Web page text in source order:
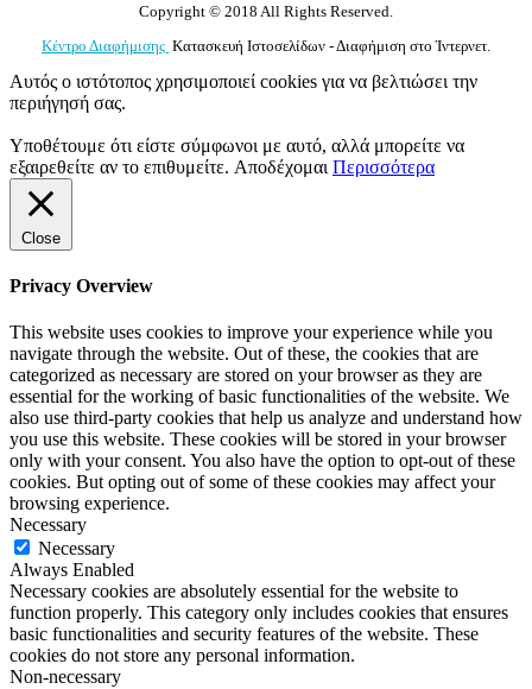
Copyright © 2018 All Rights Reserved.
Κέντρο Διαφήμισης Κατασκευή Ιστοσελίδων - Διαφήμιση στο Ίντερνετ.
Αυτός ο ιστότοπος χρησιμοποιεί cookies για να βελτιώσει την
περιήγησή σας.
Υποθέτουμε ότι είστε σύμφωνοι με αυτό, αλλά μπορείτε να
εξαιρεθείτε αν το επιθυμείτε. Αποδέχομαι Περισσότερα
Close
Privacy Overview
This website uses cookies to improve your experience while you
navigate through the website. Out of these, the cookies that are
categorized as necessary are stored on your browser as they are
essential for the working of basic functionalities of the website. We
also use third-party cookies that help us analyze and understand how
you use this website. These cookies will be stored in your browser
only with your consent. You also have the option to opt-out of these
cookies. But opting out of some of these cookies may affect your
browsing experience.
Necessary
Necessary
Always Enabled
Necessary cookies are absolutely essential for the website to
function properly. This category only includes cookies that ensures
basic functionalities and security features of the website. These
cookies do not store any personal information.
Non-necessary